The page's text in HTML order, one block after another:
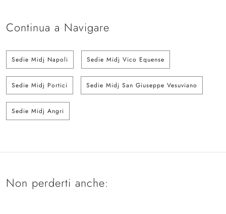
Continua a Navigare
Sedie Midj Napoli Sedie Midj Vico Equense
Sedie Midj Portici Sedie Midj San Giuseppe Vesuviano
Sedie Midj Angri
Non perderti anche: